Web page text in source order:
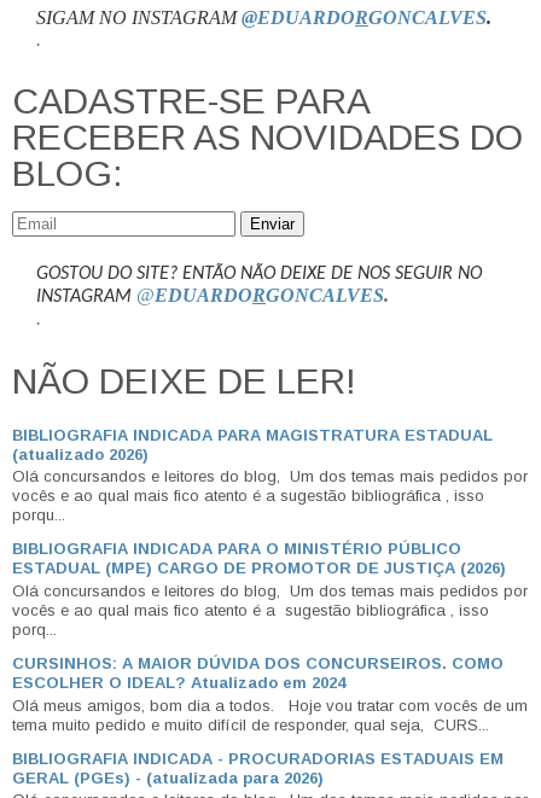
SIGAM NO INSTAGRAM@EDUARDORGONCALVES.
.
CADASTRE-SE PARA
RECEBER AS NOVIDADES DO
BLOG:
Enviar
GOSTOU DO SITE? ENTÃO NÃO DEIXE DE NOS SEGUIR NO
INSTAGRAM @EDUARDORGONCALVES.
.
NÃO DEIXE DE LER!
BIBLIOGRAFIA INDICADA PARA MAGISTRATURA ESTADUAL
(atualizado 2026)
Olá concursandos e leitores do blog, Um dos temas mais pedidos por
vocês e ao qual mais fico atento é a sugestão bibliográfica , isso
porqu...
BIBLIOGRAFIA INDICADA PARA O MINISTÉRIO PÚBLICO
ESTADUAL (MPE) CARGO DE PROMOTOR DE JUSTIÇA (2026)
Olá concursandos e leitores do blog, Um dos temas mais pedidos por
vocês e ao qual mais fico atento é a sugestão bibliográfica , isso
porq...
CURSINHOS: A MAIOR DÚVIDA DOS CONCURSEIROS. COMO
ESCOLHER O IDEAL? Atualizado em 2024
Olá meus amigos, bom dia a todos. Hoje vou tratar com vocês de um
tema muito pedido e muito difícil de responder, qual seja, CURS...
BIBLIOGRAFIA INDICADA - PROCURADORIAS ESTADUAIS EM
GERAL (PGEs) - (atualizada para 2026)